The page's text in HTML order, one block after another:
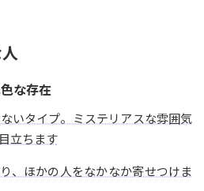
な存在
いタイプ。ミステリアスな雰囲気
立ちます
、ほかの人をなかなか寄せつけま